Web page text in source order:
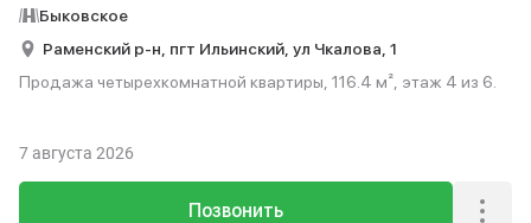
Быковское
Раменский р-н, пгт Ильинский, ул Чкалова, 1
Продажа четырехкомнатной квартиры, 116.4 м², этаж 4 из 6.
Позвонить
7 августа 2026